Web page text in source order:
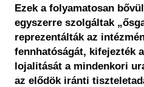
Ezek a folyamatosan
egyszerre szolgáltak
reprezentálták az
fennhatóságát, kifejezték
lojalitását a mindenkori
az elődök iránti